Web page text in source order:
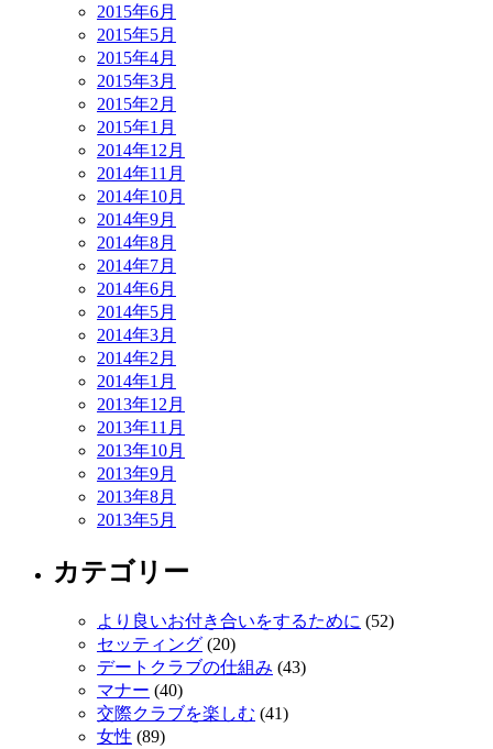
2015年6月
2015年5月
2015年4月
2015年3月
2015年2月
2015年1月
2014年12月
2014年11月
2014年10月
2014年9月
2014年8月
2014年7月
2014年6月
2014年5月
2014年3月
2014年2月
2014年1月
2013年12月
2013年11月
2013年10月
2013年9月
2013年8月
2013年5月
カテゴリー
より良いお付き合いをするために (52)
セッティング (20)
デートクラブの仕組み (43)
マナー (40)
交際クラブを楽しむ (41)
女性 (89)